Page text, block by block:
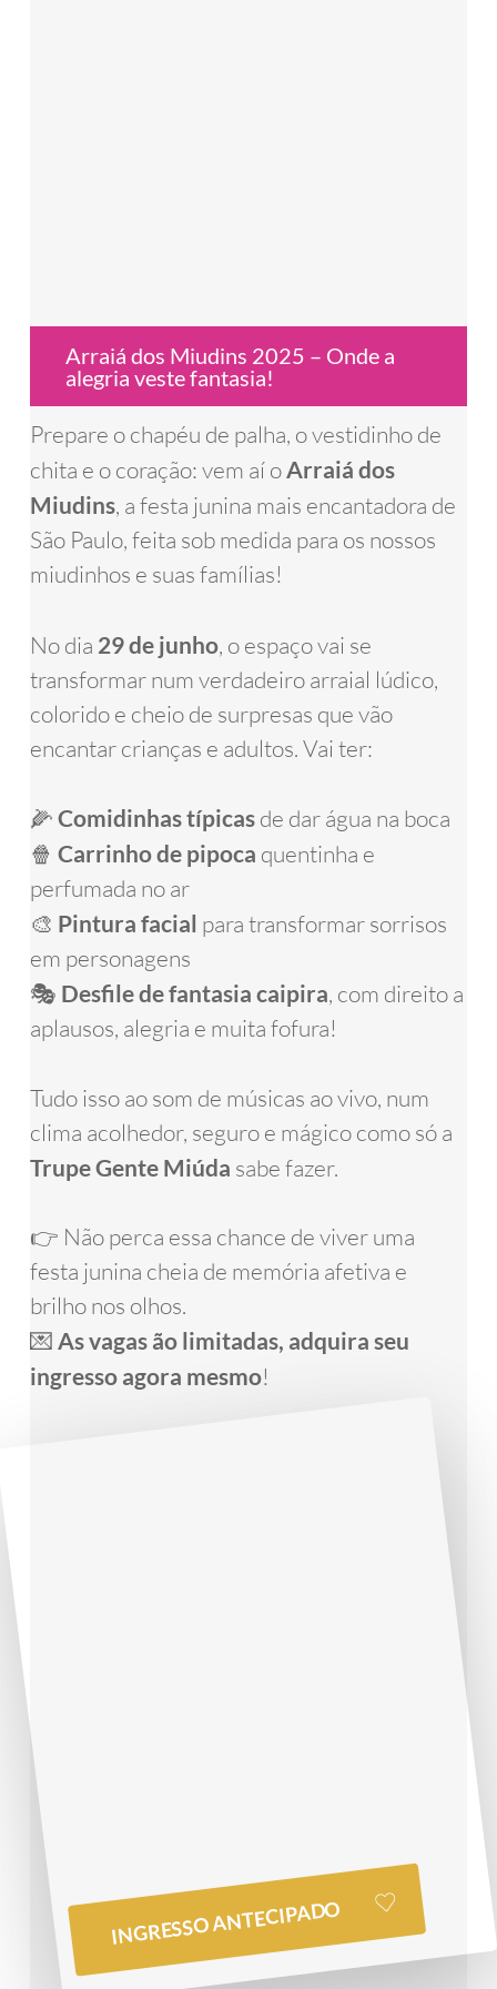
Arraiá dos Miudins 2025 – Onde a
alegria veste fantasia!
Prepare o chapéu de palha, o vestidinho de
chita e o coração: vem aí o Arraiá dos
Miudins, a festa junina mais encantadora de
São Paulo, feita sob medida para os nossos
miudinhos e suas famílias!
No dia 29 de junho, o espaço vai se
transformar num verdadeiro arraial lúdico,
colorido e cheio de surpresas que vão
encantar crianças e adultos. Vai ter:
🌽 Comidinhas típicasde dar água na boca
🍿 Carrinho de pipoca quentinha e
perfumada no ar
🎨 Pintura facial para transformar sorrisos
em personagens
🎭 Desfile de fantasia caipira, com direito a
aplausos, alegria e muita fofura!
Tudo isso ao som de músicas ao vivo, num
clima acolhedor, seguro e mágico como só a
Trupe Gente Miúda sabe fazer.
👉 Não perca essa chance de viver uma
festa junina cheia de memória afetiva e
brilho nos olhos.
💌 As vagas ão limitadas, adquira seu
ingresso agora mesmo!
INGRESSO ANTECIPADO